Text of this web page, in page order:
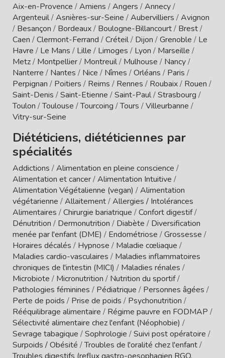
Aix-en-Provence /Amiens /Angers /Annecy/
Argenteuil/Asnières-sur-Seine /Aubervilliers /Avignon
/ Besançon / Bordeaux/ Boulogne-Billancourt/ Brest/
Caen /Clermont-Ferrand /Créteil/ Dijon /Grenoble / Le
Havre / Le Mans / Lille / Limoges / Lyon / Marseille /
Metz/ Montpellier/ Montreuil/ Mulhouse / Nancy/
Nanterre / Nantes / Nice / Nîmes /Orléans / Paris /
Perpignan / Poitiers / Reims / Rennes / Roubaix/ Rouen /
Saint-Denis /Saint-Etienne /Saint-Paul/Strasbourg /
Toulon /Toulouse /Tourcoing /Tours /Villeurbanne /
Vitry-sur-Seine
Diététiciens, diététiciennes par
spécialités
Addictions /Alimentation en pleine conscience /
Alimentation et cancer/Alimentation Intuitive /
Alimentation Végétalienne (vegan) /Alimentation
végétarienne /Allaitement/Allergies / Intolérances
Alimentaires /Chirurgie bariatrique /Confort digestif/
Dénutrition / Dermonutrition / Diabète / Diversification
menée par l'enfant (DME) / Endométriose /Grossesse /
Horaires décalés / Hypnose / Maladie cœliaque /
Maladies cardio-vasculaires / Maladies inflammatoires
chroniques de l'intestin (MICI) / Maladies rénales /
Microbiote / Micronutrition / Nutrition du sportif/
Pathologies féminines / Pédiatrique / Personnes âgées /
Perte de poids / Prise de poids / Psychonutrition /
Rééquilibrage alimentaire / Régime pauvre en FODMAP /
Sélectivité alimentaire chez l'enfant (Néophobie) /
Sevrage tabagique /Sophrologie /Suivi post opératoire /
Surpoids / Obésité /Troubles de l'oralité chez l'enfant/